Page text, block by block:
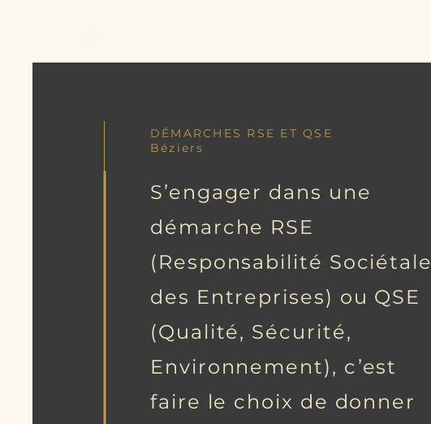
DÉMARCHES RSE ET QSE
Béziers
S’engager dans une
démarche RSE
(Responsabilité Sociétale
des Entreprises) ou QSE
(Qualité, Sécurité,
Environnement), c’est
faire le choix de donner